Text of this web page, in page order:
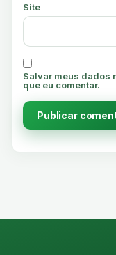
Site
Salvar meus dados
que eu comentar.